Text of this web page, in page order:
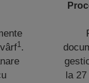
1 .
la